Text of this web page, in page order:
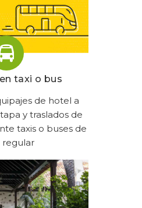
taxi o bus
de hotel a
y traslados de
taxis o buses de
regular